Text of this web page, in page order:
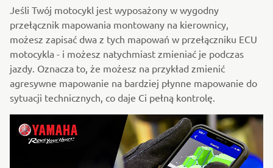
Jeśli Twój motocykl jest wyposażony w wygodny
przełącznik mapowania montowany na kierownicy,
możesz zapisać dwa z tych mapowań w przełączniku ECU
motocykla - i możesz natychmiast zmieniać je podczas
jazdy. Oznacza to, że możesz na przykład zmienić
agresywne mapowanie na bardziej płynne mapowanie do
sytuacji technicznych, co daje Ci pełną kontrolę.